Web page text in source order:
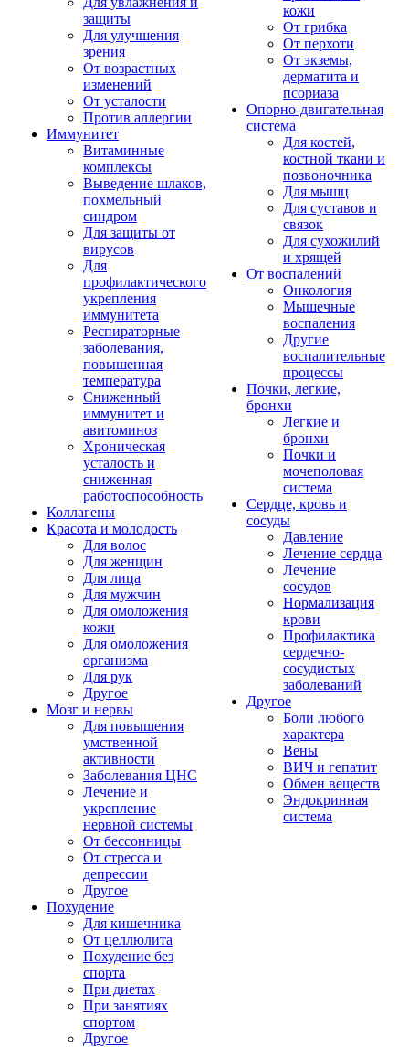
защиты
Для улучшения
зрения
От возрастных
изменений
От усталости
Против аллергии
Иммунитет
Витаминные
комплексы
Выведение шлаков,
похмельный
синдром
Для защиты от
вирусов
Для
профилактического
укрепления
иммунитета
Респираторные
заболевания,
повышенная
температура
Сниженный
иммунитет и
авитоминоз
Хроническая
усталость и
сниженная
работоспособность
Коллагены
Красота и молодость
Для волос
Для женщин
Для лица
Для мужчин
Для омоложения
кожи
Для омоложения
организма
Для рук
Другое
Мозг и нервы
Для повышения
умственной
активности
Заболевания ЦНС
Лечение и
укрепление
нервной системы
От бессонницы
От стресса и
депрессии
Другое
Похудение
Для кишечника
От целлюлита
Похудение без
спорта
При диетах
При занятиях
спортом
Другое
кожи
От грибка
От перхоти
От экземы,
дерматита и
псориаза
Опорно-двигательная
система
Для костей,
костной ткани и
позвоночника
Для мышц
Для суставов и
связок
Для сухожилий
и хрящей
От воспалений
Онкология
Мышечные
воспаления
Другие
воспалительные
процессы
Почки, легкие,
бронхи
Легкие и
бронхи
Почки и
мочеполовая
система
Сердце, кровь и
сосуды
Давление
Лечение сердца
Лечение
сосудов
Нормализация
крови
Профилактика
сердечно-
сосудистых
заболеваний
Другое
Боли любого
характера
Вены
ВИЧ и гепатит
Обмен веществ
Эндокринная
система